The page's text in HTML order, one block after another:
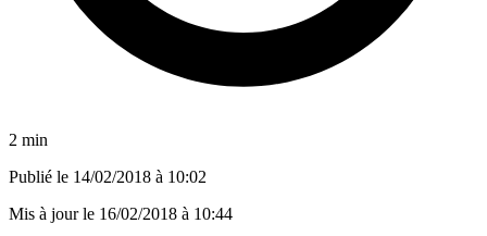
2 min
Publié le 14/02/2018 à 10:02
Mis à jour le 16/02/2018 à 10:44